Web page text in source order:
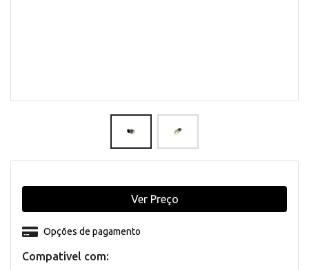
Compativel com:
Opções de pagamento
Ver Preço